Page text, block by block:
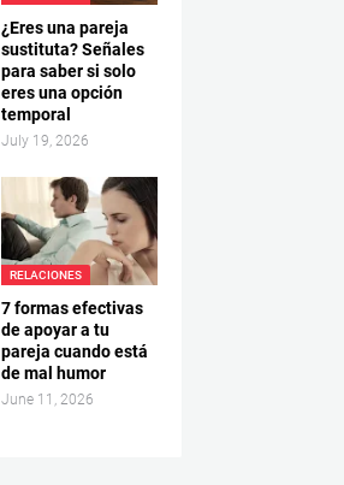
¿Eres una pareja
sustituta? Señales
para saber si solo
eres una opción
temporal
July 19, 2026
RELACIONES
7 formas efectivas
de apoyar a tu
pareja cuando está
de mal humor
June 11, 2026